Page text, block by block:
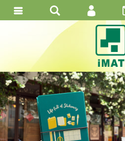
會員登
會員註冊
忘記密碼
訂單查
繁體中